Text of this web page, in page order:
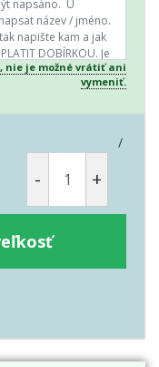
nie je možné vrátiť ani
vymeniť.
/
- +